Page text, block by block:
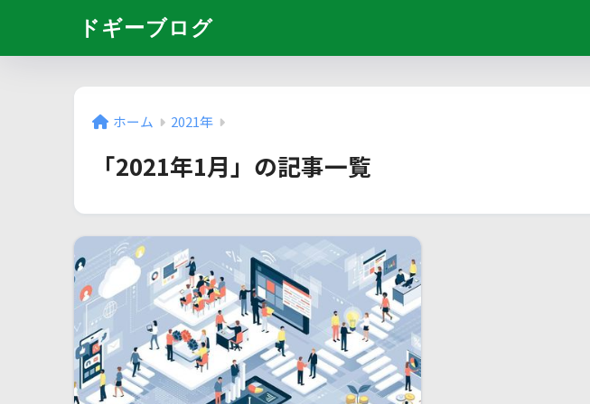
ドギーブログ
ホーム 2021年
「2021年1月」の記事一覧